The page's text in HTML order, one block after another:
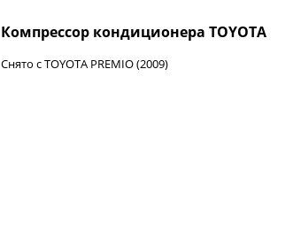
Компрессор кондиционера TOYOTA
Снято с TOYOTA PREMIO (2009)